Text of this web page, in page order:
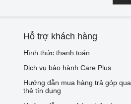
Hỗ trợ khách hàng
Hình thức thanh toán
Dịch vụ bảo hành Care Plus
Hướng dẫn mua hàng trả góp qua
thẻ tín dụng